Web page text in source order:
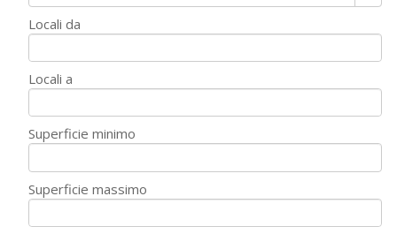
Locali da
Locali a
Superficie minimo
Superficie massimo